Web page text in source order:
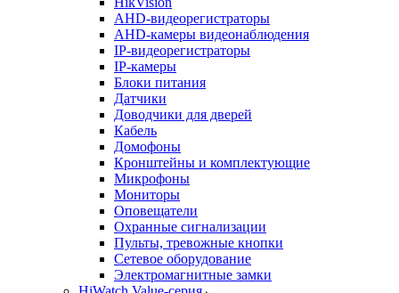
AHD-видеорегистраторы
AHD-камеры видеонаблюдения
IP-видеорегистраторы
IP-камеры
Блоки питания
Датчики
Доводчики для дверей
Кабель
Домофоны
Кронштейны и комплектующие
Микрофоны
Мониторы
Оповещатели
Охранные сигнализации
Пульты, тревожные кнопки
Сетевое оборудование
Электромагнитные замки